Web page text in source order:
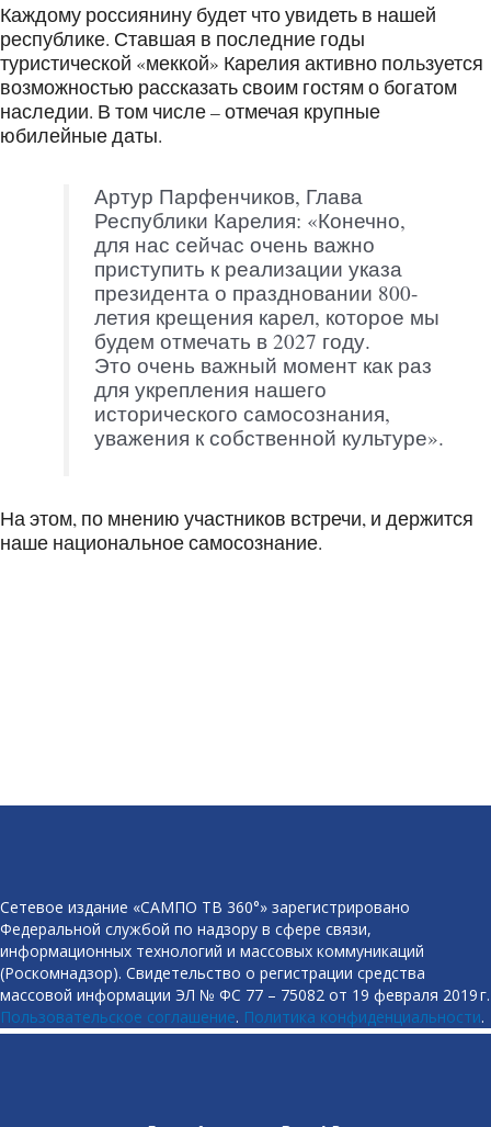
Каждому россиянину будет что увидеть в нашей
республике. Ставшая в последние годы
туристической «меккой» Карелия активно пользуется
возможностью рассказать своим гостям о богатом
наследии. В том числе – отмечая крупные
юбилейные даты.
Артур Парфенчиков, Глава
Республики Карелия: «Конечно,
для нас сейчас очень важно
приступить к реализации указа
президента о праздновании 800-
летия крещения карел, которое мы
будем отмечать в 2027 году.
Это очень важный момент как раз
для укрепления нашего
исторического самосознания,
уважения к собственной культуре».
На этом, по мнению участников встречи, и держится
наше национальное самосознание.
Сетевое издание «САМПО ТВ 360°» зарегистрировано
Федеральной службой по надзору в сфере связи,
информационных технологий и массовых коммуникаций
(Роскомнадзор). Свидетельство о регистрации средства
массовой информации ЭЛ № ФС 77 – 75082 от 19 февраля 2019 г.
Пользовательское соглашение. Политика конфиденциальности.